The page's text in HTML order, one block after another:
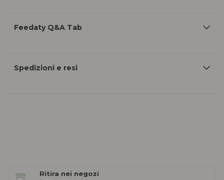
Feedaty Q&A Tab
Spedizioni e resi
Ritira nei negozi